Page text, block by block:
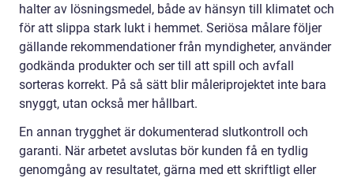
halter av lösningsmedel, både av hänsyn till klimatet och
för att slippa stark lukt i hemmet. Seriösa målare följer
gällande rekommendationer från myndigheter, använder
godkända produkter och ser till att spill och avfall
sorteras korrekt. På så sätt blir måleriprojektet inte bara
snyggt, utan också mer hållbart.
En annan trygghet är dokumenterad slutkontroll och
garanti. När arbetet avslutas bör kunden få en tydlig
genomgång av resultatet, gärna med ett skriftligt eller